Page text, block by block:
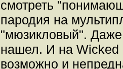
смотреть
пародия на
"мюзикловый".
нашел. И на Wicked
возможно и